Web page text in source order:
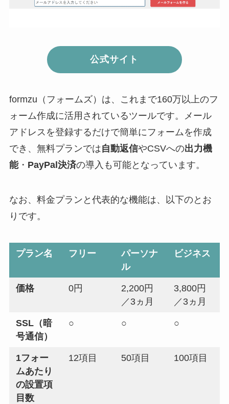
公式サイト
formzu（フォームズ）は、これまで160万以上のフ
ォーム作成に活用されているツールです。メール
アドレスを登録するだけで簡単にフォームを作成
でき、無料プランでは自動返信やCSVへの出力機
能・ PayPal決済の導入も可能となっています。
なお、料金プランと代表的な機能は、以下のとお
りです。
プラン名 フリー
パーソナ
ル
ビジネス
価格 0円
2,200円
／3ヵ月
3,800円
／3ヵ月
SSL（暗
号通信）
○ ○ ○
1フォー
ムあたり
の設置項
目数
12項目 50項目 100項目